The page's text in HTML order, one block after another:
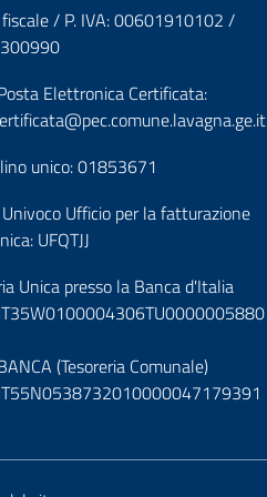
fiscale / P. IVA: 00601910102 /
Elettronica Certificata:
unico: 01853671
Univoco Ufficio per la fatturazione
UFQTJJ
Unica presso la Banca d'Italia
(Tesoreria Comunale)